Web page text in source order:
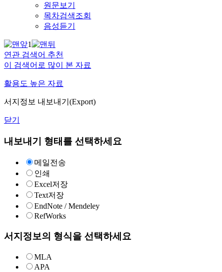
원문보기
목차검색조회
음성듣기
1
연관 검색어 추천
이 검색어로 많이 본 자료
활용도 높은 자료
서지정보 내보내기(Export)
닫기
내보내기 형태를 선택하세요
메일전송
인쇄
Excel저장
Text저장
EndNote / Mendeley
RefWorks
서지정보의 형식을 선택하세요
MLA
APA